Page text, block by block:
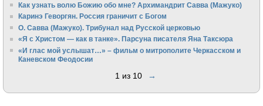
Как узнать волю Божию обо мне? Архимандрит Савва (Мажуко)
Каринэ Геворгян. Россия граничит с Богом
О. Савва (Мажуко). Трибунал над Русской церковью
«Я с Христом — как в танке». Парсуна писателя Яна Таксюра
«И глас мой услышат…» – фильм о митрополите Черкасском и
Каневском Феодосии
1 из 10 →